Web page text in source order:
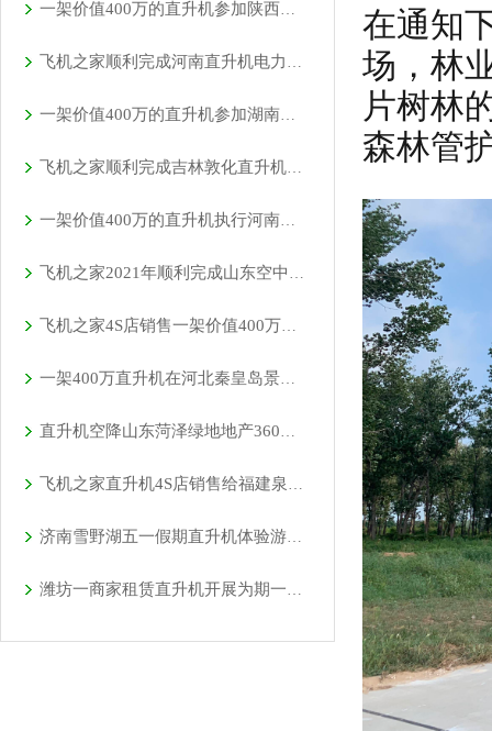
一架价值400万的直升机参加陕西汉中直升机空中巡查活动
飞机之家顺利完成河南直升机电力巡线作业
一架价值400万的直升机参加湖南岳阳电力巡线活动
飞机之家顺利完成吉林敦化直升机航测
一架价值400万的直升机执行河南商丘林业飞防
飞机之家2021年顺利完成山东空中测绘作业
飞机之家4S店销售一架价值400万直升机
一架400万直升机在河北秦皇岛景区体验飞行
直升机空降山东菏泽绿地地产360度空中看房
飞机之家直升机4S店销售给福建泉州一学校一架直升机
济南雪野湖五一假期直升机体验游玩首选
潍坊一商家租赁直升机开展为期一个月静态展览
在通知
场，林
片树林
森林管